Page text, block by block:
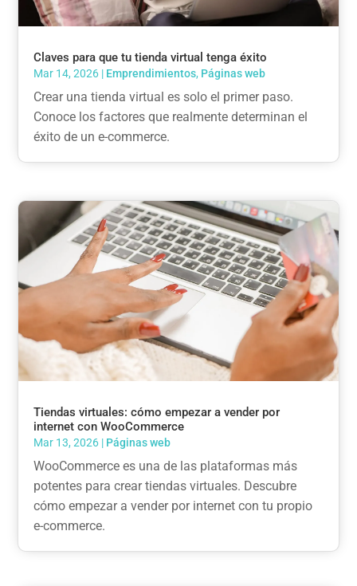
Claves para que tu tienda virtual tenga éxito
Mar 14, 2026 | Emprendimientos, Páginas web
Crear una tienda virtual es solo el primer paso.
Conoce los factores que realmente determinan el
éxito de un e-commerce.
Tiendas virtuales: cómo empezar a vender por
internet con WooCommerce
Mar 13, 2026 | Páginas web
WooCommerce es una de las plataformas más
potentes para crear tiendas virtuales. Descubre
cómo empezar a vender por internet con tu propio
e-commerce.